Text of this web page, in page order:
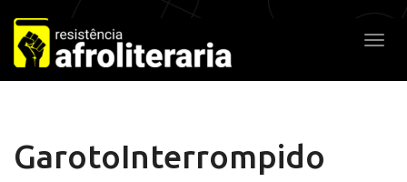
Pular
para
o
conteúdo
GarotoInterrompido